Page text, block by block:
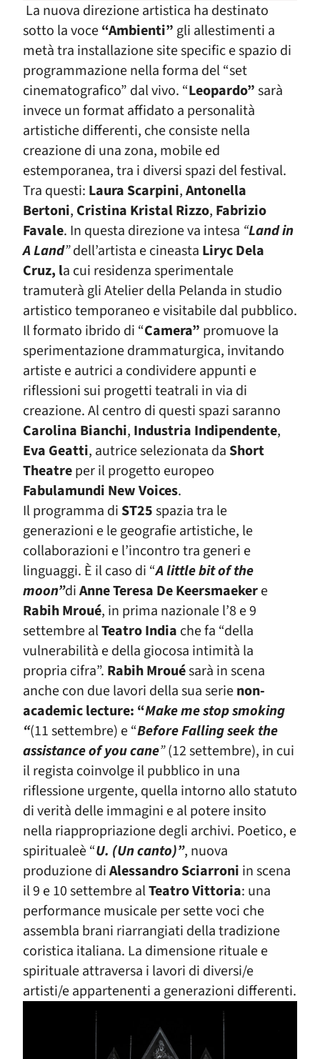
La nuova direzione artistica ha destinato
sotto la voce“Ambienti” gli allestimenti a
metà tra installazione site specific e spazio di
programmazione nella forma del “set
cinematografico” dal vivo. “Leopardo”sarà
inveceun format affidato a personalità
artistiche differenti, che consiste nella
creazione di una zona, mobile ed
estemporanea, tra i diversi spazi del festival.
Tra questi: Laura Scarpini,Antonella
Bertoni, Cristina Kristal Rizzo, Fabrizio
Favale. In questa direzione va intesa “Land in
A Land”dell’artista e cineasta Liryc Dela
Cruz, la cui residenza sperimentale
tramuterà gli Atelier della Pelanda in studio
artistico temporaneo e visitabile dal pubblico.
Il formato ibrido di “Camera” promuove la
sperimentazione drammaturgica, invitando
artiste e autrici a condividere appunti e
riflessioni sui progetti teatrali in via di
creazione. Al centro di questi spazi saranno
Carolina Bianchi, Industria Indipendente,
Eva Geatti, autrice selezionata da Short
Theatreper il progetto europeo
Fabulamundi New Voices.
Il programma di ST25spazia tra le
generazioni e le geografie artistiche, le
collaborazioni e l’incontro tra generi e
linguaggi. È il caso di “A little bit of the
moon”diAnne Teresa De Keersmaekere
Rabih Mroué, in prima nazionale l’8 e 9
settembre alTeatro India che fa “della
vulnerabilità e della giocosa intimità la
propria cifra”. Rabih Mrouésarà in scena
anche con due lavori della sua serienon-
academic lecture: “Make me stop smoking
“(11 settembre) e “Before Falling seek the
assistance of you cane”(12 settembre), in cui
il regista coinvolge il pubblico in una
riflessione urgente, quella intorno allo statuto
di verità delle immagini e al potere insito
nella riappropriazione degli archivi. Poetico, e
spiritualeè “U. (Un canto)”, nuova
produzione diAlessandro Sciarroni in scena
il 9 e 10 settembre alTeatro Vittoria: una
performance musicale per sette voci che
assembla brani riarrangiati della tradizione
coristica italiana. La dimensione rituale e
spirituale attraversa i lavori di diversi/e
artisti/e appartenenti a generazioni differenti.